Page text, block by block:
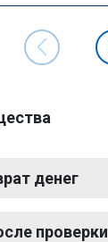
денег
проверки